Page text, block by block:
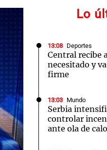
Lo
13:08 Deportes
Central recibe
necesitado y
firme
13:03 Mundo
Serbia
controlar
ante ola de